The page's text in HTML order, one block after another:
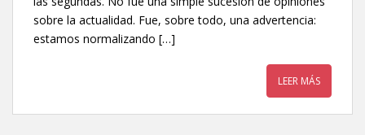
sobre la actualidad. Fue, sobre todo, una advertencia:
estamos normalizando […]
LEER MÁS